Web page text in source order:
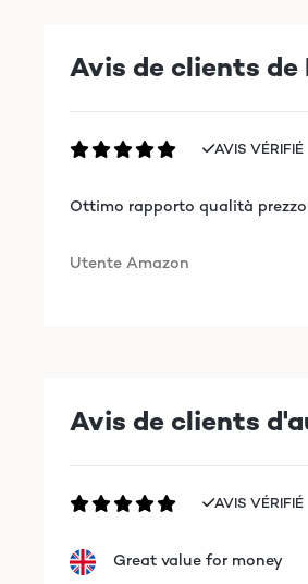
Avis de clients de
AVIS VÉRIFIÉ
Ottimo rapporto qualità
Utente Amazon
Avis de clients
AVIS VÉRIFIÉ
Great value for money